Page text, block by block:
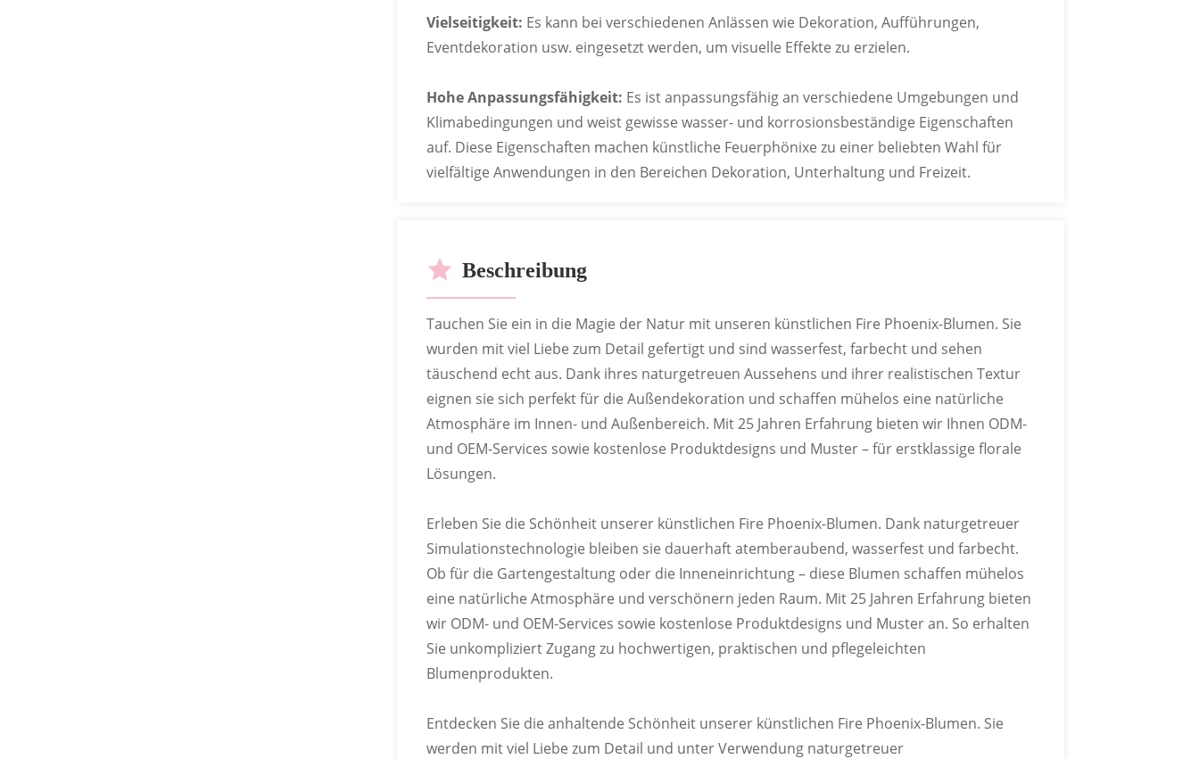
Vielseitigkeit: Es kann bei verschiedenen Anlässen wie Dekoration, Aufführungen,
Eventdekoration usw. eingesetzt werden, um visuelle Effekte zu erzielen.
Hohe Anpassungsfähigkeit: Es ist anpassungsfähig an verschiedene Umgebungen und
Klimabedingungen und weist gewisse wasser- und korrosionsbeständige Eigenschaften
auf. Diese Eigenschaften machen künstliche Feuerphönixe zu einer beliebten Wahl für
vielfältige Anwendungen in den Bereichen Dekoration, Unterhaltung und Freizeit.
Beschreibung
Tauchen Sie ein in die Magie der Natur mit unseren künstlichen Fire Phoenix-Blumen. Sie
wurden mit viel Liebe zum Detail gefertigt und sind wasserfest, farbecht und sehen
täuschend echt aus. Dank ihres naturgetreuen Aussehens und ihrer realistischen Textur
eignen sie sich perfekt für die Außendekoration und schaffen mühelos eine natürliche
Atmosphäre im Innen- und Außenbereich. Mit 25 Jahren Erfahrung bieten wir Ihnen ODM-
und OEM-Services sowie kostenlose Produktdesigns und Muster – für erstklassige florale
Lösungen.
Erleben Sie die Schönheit unserer künstlichen Fire Phoenix-Blumen. Dank naturgetreuer
Simulationstechnologie bleiben sie dauerhaft atemberaubend, wasserfest und farbecht.
Ob für die Gartengestaltung oder die Inneneinrichtung – diese Blumen schaffen mühelos
eine natürliche Atmosphäre und verschönern jeden Raum. Mit 25 Jahren Erfahrung bieten
wir ODM- und OEM-Services sowie kostenlose Produktdesigns und Muster an. So erhalten
Sie unkompliziert Zugang zu hochwertigen, praktischen und pflegeleichten
Blumenprodukten.
Entdecken Sie die anhaltende Schönheit unserer künstlichen Fire Phoenix-Blumen. Sie
werden mit viel Liebe zum Detail und unter Verwendung naturgetreuer
IN VERSCHIEDENEN FARBEN INDIVIDUELL
ANPASSBAR
IN VERSCHIEDENEN FORMEN ANPASSBAR
Passen Sie die Farbe Ihres Produkts anhand der Pantone-Farbkarte an.
ANPASSBARES LOGO
Wir können exklusive Etiketten, Kartonlogos usw. individuell gestalten.